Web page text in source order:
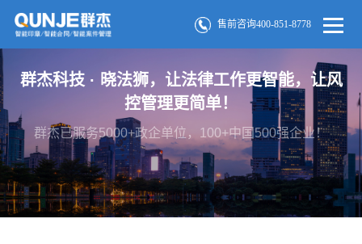
售前咨询400-851-8778
群杰科技 · 晓法狮，让法律工作更智能，让风
控管理更简单！
群杰已服务5000+政企单位，100+中国500强企业！